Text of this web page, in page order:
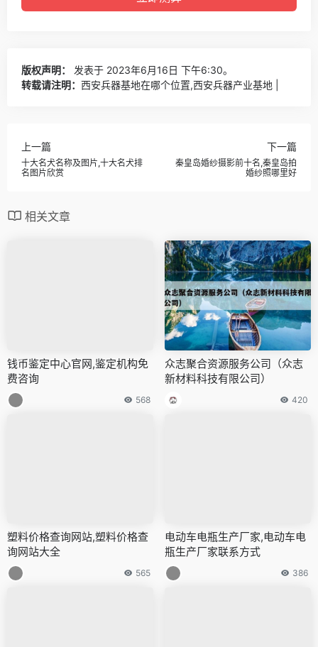
版权声明：
发表于 2023年6月16日 下午6:30。
转载请注明： 西安兵器基地在哪个位置,西安兵器产业基地 |
上一篇
十大名犬名称及图片,十大名犬排
名图片欣赏
下一篇
秦皇岛婚纱摄影前十名,秦皇岛拍
婚纱照哪里好
相关文章
钱币鉴定中心官网,鉴定机构免
费咨询
568
众志聚合资源服务公司（众志
新材料科技有限公司）
420
塑料价格查询网站,塑料价格查
询网站大全
565
电动车电瓶生产厂家,电动车电
瓶生产厂家联系方式
386